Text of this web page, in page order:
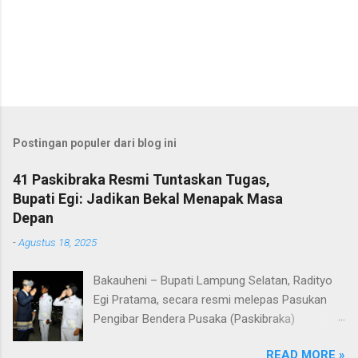
Postingan populer dari blog ini
41 Paskibraka Resmi Tuntaskan Tugas,
Bupati Egi: Jadikan Bekal Menapak Masa
Depan
-Agustus 18, 2025
Bakauheni – Bupati Lampung Selatan, Radityo
Egi Pratama, secara resmi melepas Pasukan
Pengibar Bendera Pusaka (Paskibraka)
READ MORE »